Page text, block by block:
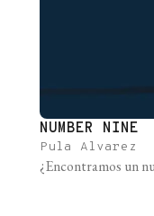
NUMBER NINE
Pula Alvarez
¿Encontramos un